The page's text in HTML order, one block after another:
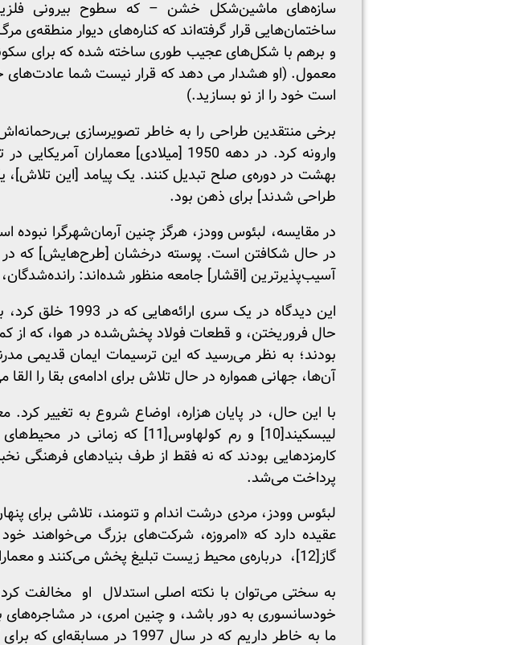
سازه‌های ماشین‌شکل خشن – که سطوح بیرونی
ساختمان‌هایی قرار گرفته‌اند که کناره‌های دیوار
و برهم با شکل‌های عجیب طوری ساخته شده که برای
معمول. (او هشدار می دهد که قرار نیست شما عادت‌های
است خود را از نو بسازید.)
برخی منتقدین طراحی را به خاطر تصویرسازی
وارونه کرد. در دهه 1950 [میلادی]
بهشت در دوره‌ی صلح تبدیل کنند. یک پیامد [این
طراحی شدند] برای ذهن بود.
در مقایسه، لبئوس وودز، هرگز چنین آرمان‌شهرگرا
در حال شکافتن است. پوسته درخشان [طرح‌هایش] که در
آسیب‌پذیرترین [اقشار] جامعه منظور شده‌اند:
این دیدگاه در
حال فروریختن، و قطعات فولاد پخش‌شده در هوا، که از
بودند؛ به نظر می‌رسید که این ترسیمات ایمان قدیمی
آن‌ها، جهانی همواره در حال تلاش برای ادامه‌ی بقا را القا
با این حال، در پایان هزاره، اوضاع شروع به تغییر
لیبسکیند[10] و رم کولهاوس[11]
که زمانی در
کارمزدهایی بودند که نه فقط از طرف بنیادهای
پرداخت می‌شد.
لبئوس وودز، مردی درشت اندام و تنومند، تلاشی برای
عقیده دارد که «امروزه، شرکت‌های بزرگ می‌خواهند
گاز[12]
، درباره‌ی محیط زیست تبلیغ پخش می‌کنند و
به سختی می‌توان با نکته‌ اصلی استدلال او مخالفت
خودسانسوری به دور باشد، و چنین امری، در مشاجره‌‌های
ما به خاطر داریم که در